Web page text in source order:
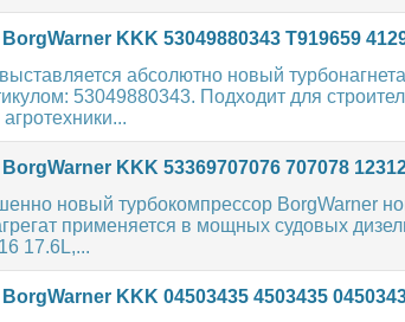
KKK 53049880343 T919659
абсолютно новый
53049880343. Подходит для
KKK 53369707076 707078
новый турбокомпрессор BorgWarner
применяется в мощных судовых
17.6L,...
KKK 04503435 4503435